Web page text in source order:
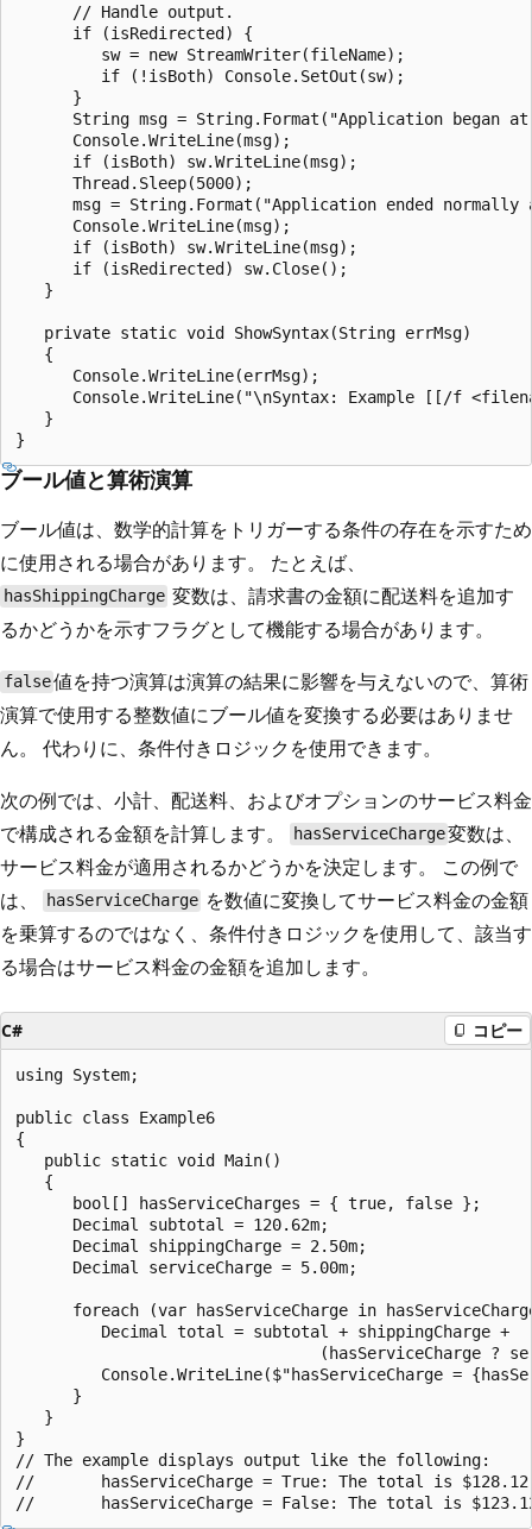
      // Handle output.
      if (isRedirected) {
         sw = new StreamWriter(fileName);
         if (!isBoth) Console.SetOut(sw);
      }
String msg = String.Format("Application began
      Console.WriteLine(msg);
      if (isBoth) sw.WriteLine(msg);
      Thread.Sleep(5000);
msg = String.Format("Application ended normally
      Console.WriteLine(msg);
      if (isBoth) sw.WriteLine(msg);
      if (isRedirected) sw.Close();
   }
   private static void ShowSyntax(String errMsg)
   {
      Console.WriteLine(errMsg);
Console.WriteLine("\nSyntax: Example [[/f
   }
ブール値と算術演算
ブール値は、数学的計算をトリガーする条件の存在を示すため
に使用される場合があります。 たとえば、
hasShippingCharge 変数は、請求書の金額に配送料を追加す
るかどうかを示すフラグとして機能する場合があります。
false値を持つ演算は演算の結果に影響を与えないので、算術
演算で使用する整数値にブール値を変換する必要はありませ
ん。 代わりに、条件付きロジックを使用できます。
次の例では、小計、配送料、およびオプションのサービス料金
で構成される金額を計算します。
hasServiceCharge変数は、
サービス料金が適用されるかどうかを決定します。 この例で
は、
hasServiceCharge を数値に変換してサービス料金の金額
を乗算するのではなく、条件付きロジックを使用して、該当す
る場合はサービス料金の金額を追加します。
C# コピー
using System;
public class Example6
{
   public static void Main()
   {
      bool[] hasServiceCharges = { true, false };
      Decimal subtotal = 120.62m;
      Decimal shippingCharge = 2.50m;
      Decimal serviceCharge = 5.00m;
foreach (var hasServiceCharge in
         Decimal total = subtotal + shippingCharge +
(hasServiceCharge ?
Console.WriteLine($"hasServiceCharge =
      }
   }
}
// The example displays output like the following:
//       hasServiceCharge = True: The total is